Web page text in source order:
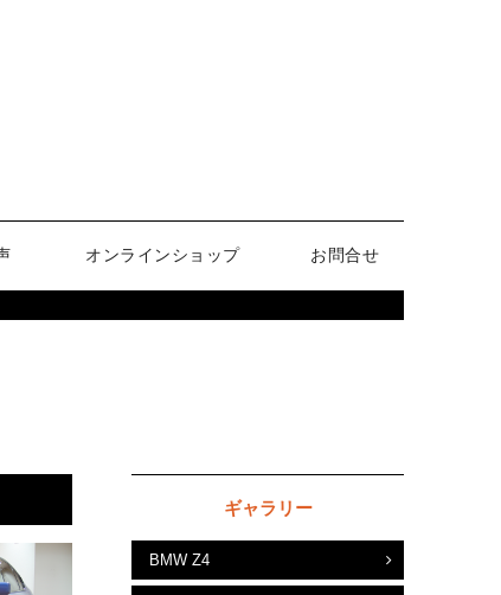
オンラインショップ お問合せ
ギャラリー
BMW Z4